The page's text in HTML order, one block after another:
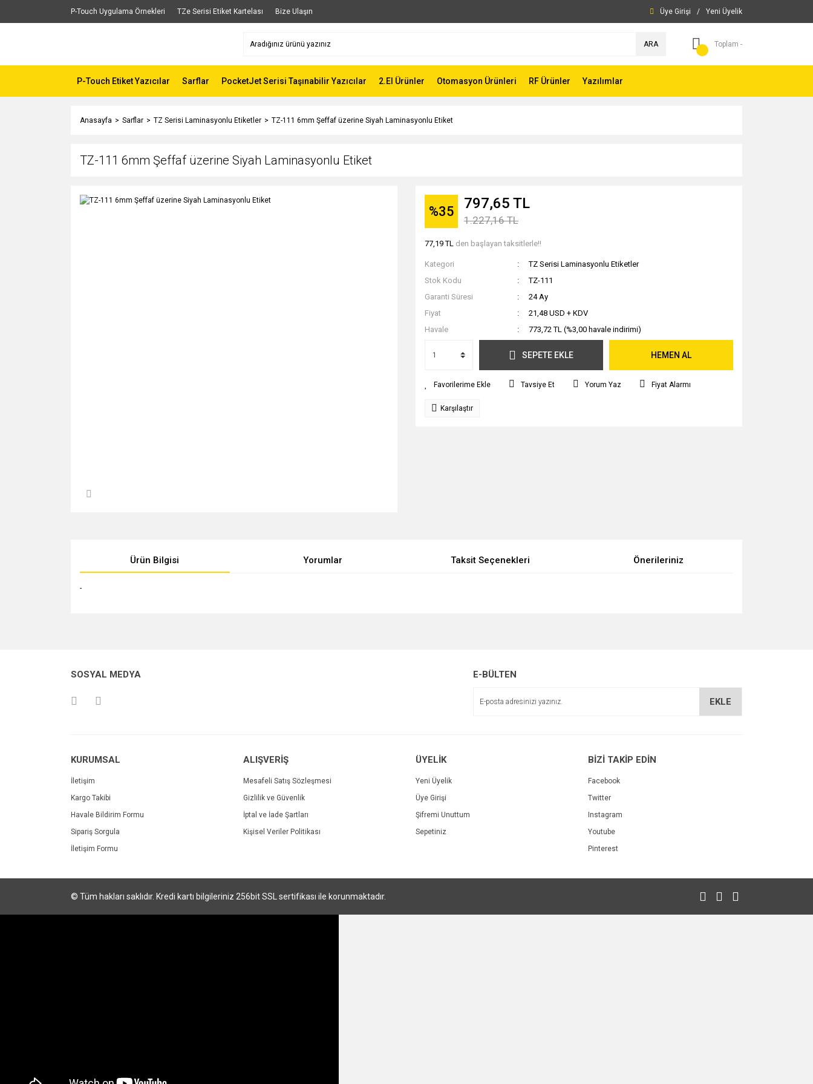
P-Touch Uygulama Örnekleri TZe Serisi Etiket Kartelası Bize Ulaşın Üye Girişi / Yeni Üyelik
ARA Toplam -
P-Touch Etiket Yazıcılar Sarflar PocketJet Serisi Taşınabilir Yazıcılar 2.El Ürünler Otomasyon Ürünleri RF Ürünler Yazılımlar
Anasayfa Sarflar TZ Serisi Laminasyonlu Etiketler TZ-111 6mm Şeffaf üzerine Siyah Laminasyonlu Etiket
TZ-111 6mm Şeffaf üzerine Siyah Laminasyonlu Etiket
%35 797,65 TL
1.227,16 TL
77,19 TL den başlayan taksitlerle!!
Kategori
TZ Serisi Laminasyonlu Etiketler
Stok Kodu
TZ-111
Garanti Süresi
24 Ay
Fiyat
21,48 USD + KDV
Havale
773,72 TL (%3,00 havale indirimi)
SEPETE EKLE HEMEN AL
Tavsiye Et Yorum Yaz Fiyat Alarmı
Karşılaştır
Ürün Bilgisi Yorumlar Taksit Seçenekleri Önerileriniz
-
Ürün açıklamasında eksik bilgiler bulunuyor.
SOSYAL MEDYA E-BÜLTEN
EKLE
KURUMSAL
İletişim
Kargo Takibi
Havale Bildirim Formu
Sipariş Sorgula
İletişim Formu
ALIŞVERİŞ
Mesafeli Satış Sözleşmesi
Gizlilik ve Güvenlik
İptal ve İade Şartları
Kişisel Veriler Politikası
ÜYELİK
Yeni Üyelik
Üye Girişi
Şifremi Unuttum
Sepetiniz
BİZİ TAKİP EDİN
Facebook
Twitter
Instagram
Youtube
Pinterest
© Tüm hakları saklıdır. Kredi kartı bilgileriniz 256bit SSL sertifikası ile korunmaktadır.